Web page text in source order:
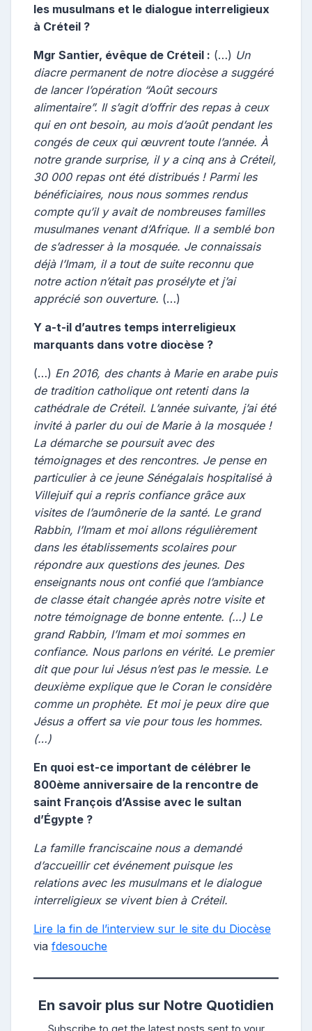
les musulmans et le dialogue interreligieux
à Créteil ?
Mgr Santier, évêque de Créteil : (…) Un
diacre permanent de notre diocèse a suggéré
de lancer l’opération “Août secours
alimentaire”. Il s’agit d’offrir des repas à ceux
qui en ont besoin, au mois d’août pendant les
congés de ceux qui œuvrent toute l’année. À
notre grande surprise, il y a cinq ans à Créteil,
30 000 repas ont été distribués ! Parmi les
bénéficiaires, nous nous sommes rendus
compte qu’il y avait de nombreuses familles
musulmanes venant d’Afrique. Il a semblé bon
de s’adresser à la mosquée. Je connaissais
déjà l’Imam, il a tout de suite reconnu que
notre action n’était pas prosélyte et j’ai
apprécié son ouverture. (…)
Y a-t-il d’autres temps interreligieux
marquants dans votre diocèse ?
(…) En 2016, des chants à Marie en arabe puis
de tradition catholique ont retenti dans la
cathédrale de Créteil. L’année suivante, j’ai été
invité à parler du oui de Marie à la mosquée !
La démarche se poursuit avec des
témoignages et des rencontres. Je pense en
particulier à ce jeune Sénégalais hospitalisé à
Villejuif qui a repris confiance grâce aux
visites de l’aumônerie de la santé. Le grand
Rabbin, l’Imam et moi allons régulièrement
dans les établissements scolaires pour
répondre aux questions des jeunes. Des
enseignants nous ont confié que l’ambiance
de classe était changée après notre visite et
notre témoignage de bonne entente. (…) Le
grand Rabbin, l’Imam et moi sommes en
confiance. Nous parlons en vérité. Le premier
dit que pour lui Jésus n’est pas le messie. Le
deuxième explique que le Coran le considère
comme un prophète. Et moi je peux dire que
Jésus a offert sa vie pour tous les hommes.
(…)
En quoi est-ce important de célébrer le
800ème anniversaire de la rencontre de
saint François d’Assise avec le sultan
d’Égypte ?
La famille franciscaine nous a demandé
d’accueillir cet événement puisque les
relations avec les musulmans et le dialogue
interreligieux se vivent bien à Créteil.
Lire la fin de l’interview sur le site du Diocèse
via fdesouche
En savoir plus sur Notre Quotidien